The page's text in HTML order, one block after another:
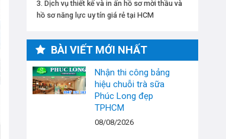
Dịch vụ thiết kế và in ấn hồ sơ mời thầu và
hồ sơ năng lực uy tín giá rẻ tại HCM
BÀI VIẾT MỚI NHẤT
Nhận thi công bảng
hiệu chuỗi trà sữa
Phúc Long đẹp
TPHCM
08/08/2026